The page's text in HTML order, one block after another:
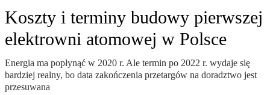
Koszty i terminy budowy pierwszej
elektrowni atomowej w Polsce
Energia ma popłynąć w 2020 r. Ale termin po 2022 r. wydaje się
bardziej realny, bo data zakończenia przetargów na doradztwo jest
przesuwana